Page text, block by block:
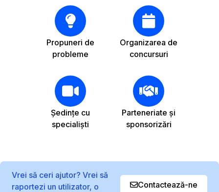
Propuneri de
probleme
Organizarea de
concursuri
Ședințe cu
specialiști
Parteneriate și
sponsorizări
Vrei să ceri ajutor? Vrei să
raportezi un utilizator, o
Contactează-ne